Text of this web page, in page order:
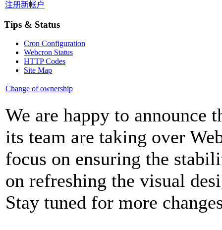
注册新帐户
Tips & Status
Cron Configuration
Webcron Status
HTTP Codes
Site Map
Change of ownership
We are happy to announce
its team are taking over
focus on ensuring the
on refreshing the visual
Stay tuned for more